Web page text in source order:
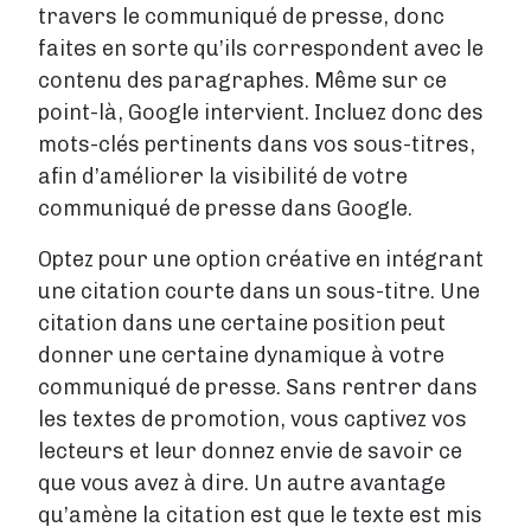
travers le communiqué de presse, donc
faites en sorte qu’ils correspondent avec le
contenu des paragraphes. Même sur ce
point-là, Google intervient. Incluez donc des
mots-clés pertinents dans vos sous-titres,
afin d’améliorer la visibilité de votre
communiqué de presse dans Google.
Optez pour une option créative en intégrant
une citation courte dans un sous-titre. Une
citation dans une certaine position peut
donner une certaine dynamique à votre
communiqué de presse. Sans rentrer dans
les textes de promotion, vous captivez vos
lecteurs et leur donnez envie de savoir ce
que vous avez à dire. Un autre avantage
qu’amène la citation est que le texte est mis